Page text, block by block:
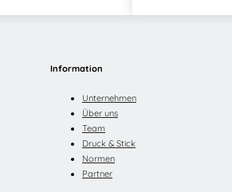
Information
Unternehmen
Über uns
Team
Druck & Stick
Normen
Partner